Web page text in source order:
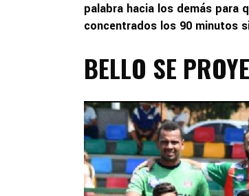
palabra hacia los demás para
concentrados los 90 minutos
BELLO SE